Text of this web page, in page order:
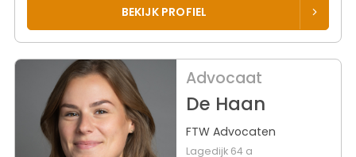
BEKIJK PROFIEL
Advocaat
De Haan
FTW Advocaten
Lagedijk 64 a